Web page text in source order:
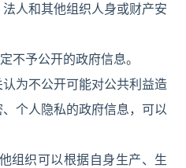
人和其他组织人身或财产安
不予公开的政府信息。
为不公开可能对公共利益造
个人隐私的政府信息，可以
组织可以根据自身生产、生